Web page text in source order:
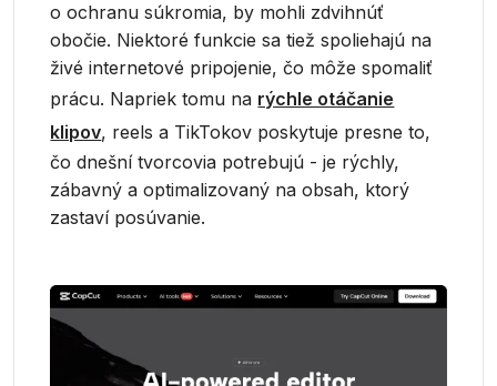
o ochranu súkromia, by mohli zdvihnúť
obočie. Niektoré funkcie sa tiež spoliehajú na
živé internetové pripojenie, čo môže spomaliť
prácu. Napriek tomu na rýchle otáčanie
klipov, reels a TikTokov poskytuje presne to,
čo dnešní tvorcovia potrebujú - je rýchly,
zábavný a optimalizovaný na obsah, ktorý
zastaví posúvanie.